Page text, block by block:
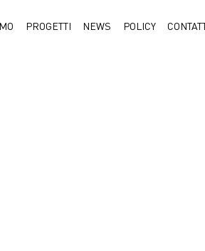
PROGETTI NEWS POLICY CONTATTI